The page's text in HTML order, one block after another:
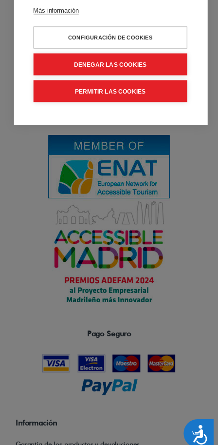
Accesibilidad
Sobre Nosotros
reducida. Venta y alquiler de productos de movilidad, viajes
de turismo accesible y consultoría y formación en
Pago Seguro
Información
Más información
CONFIGURACIÓN DE COOKIES
DENEGAR LAS COOKIES
PERMITIR LAS COOKIES